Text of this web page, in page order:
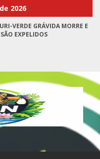
2026
VERDE GRÁVIDA MORRE E
EXPELIDOS
(VÍDEO)
DE PREÇOS EM PRODUTOS E
NA CIDADE NOVA
PERTO DE PREFEITA DE
AM
PERTENCIA A WANDERLEY
VIATURAS E MAIS DE 4 MIL